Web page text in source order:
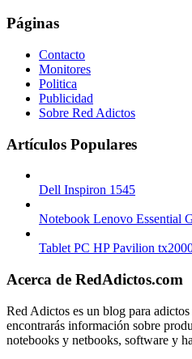
Páginas
Contacto
Monitores
Politica
Publicidad
Sobre Red Adictos
Artículos Populares
Dell Inspiron 1545
Notebook Lenovo Essential
Tablet PC HP Pavilion
Acerca de RedAdictos.com
Red Adictos es un blog para
encontrarás información sobre
notebooks y netbooks, software y